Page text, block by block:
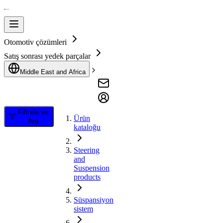
Otomotiv çözümleri
Satış sonrası yedek parçalar
Middle East and Africa
Filtrele ve
Ara
Ürün
kataloğu
Steering
and
Suspension
products
Süspansiyon
sistem